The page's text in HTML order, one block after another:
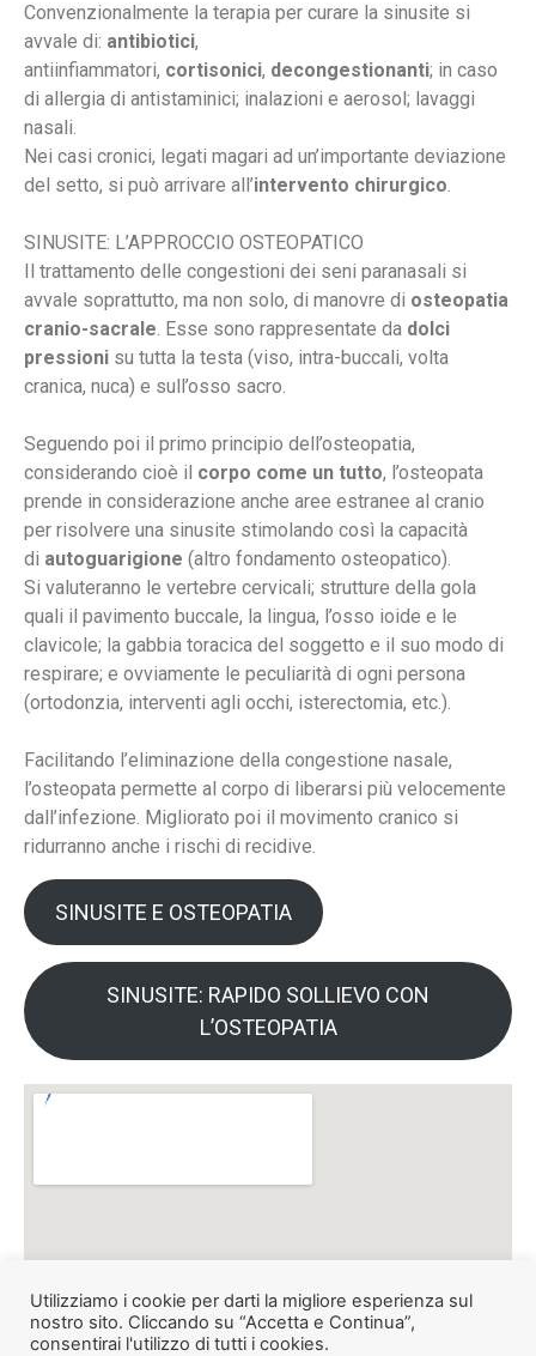
Convenzionalmente la terapia per curare la sinusite si
avvale di: antibiotici,
antiinfiammatori, cortisonici, decongestionanti; in caso
di allergia di antistaminici; inalazioni e aerosol; lavaggi
nasali.
Nei casi cronici, legati magari ad un’importante deviazione
del setto, si può arrivare all’intervento chirurgico.
SINUSITE: L’APPROCCIO OSTEOPATICO
Il trattamento delle congestioni dei seni paranasali si
avvale soprattutto, ma non solo, di manovre di osteopatia
cranio-sacrale. Esse sono rappresentate da dolci
pressioni su tutta la testa (viso, intra-buccali, volta
cranica, nuca) e sull’osso sacro.
Seguendo poi il primo principio dell’osteopatia,
considerando cioè il corpo come un tutto, l’osteopata
prende in considerazione anche aree estranee al cranio
per risolvere una sinusite stimolando così la capacità
di autoguarigione (altro fondamento osteopatico).
Si valuteranno le vertebre cervicali; strutture della gola
quali il pavimento buccale, la lingua, l’osso ioide e le
clavicole; la gabbia toracica del soggetto e il suo modo di
respirare; e ovviamente le peculiarità di ogni persona
(ortodonzia, interventi agli occhi, isterectomia, etc.).
Facilitando l’eliminazione della congestione nasale,
l’osteopata permette al corpo di liberarsi più velocemente
dall’infezione. Migliorato poi il movimento cranico si
ridurranno anche i rischi di recidive.
SINUSITE E OSTEOPATIA
SINUSITE: RAPIDO SOLLIEVO CON
L’OSTEOPATIA
Utilizziamo i cookie per darti la migliore esperienza sul
nostro sito. Cliccando su “Accetta e Continua”,
consentirai l'utilizzo di tutti i cookies.